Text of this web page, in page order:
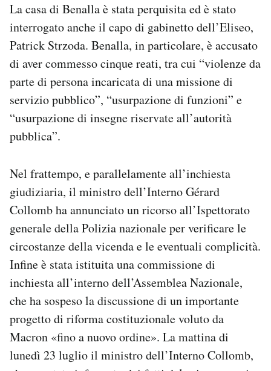
La casa di Benalla è stata perquisita ed è stato
interrogato anche il capo di gabinetto dell’Eliseo,
Patrick Strzoda. Benalla, in particolare, è accusato
di aver commesso cinque reati, tra cui “violenze da
parte di persona incaricata di una missione di
servizio pubblico”, “usurpazione di funzioni” e
“usurpazione di insegne riservate all’autorità
pubblica”.
Nel frattempo, e parallelamente all’inchiesta
giudiziaria, il ministro dell’Interno Gérard
Collomb ha annunciato un ricorso all’Ispettorato
generale della Polizia nazionale per verificare le
circostanze della vicenda e le eventuali complicità.
Infine è stata istituita una commissione di
inchiesta all’interno dell’Assemblea Nazionale,
che ha sospeso la discussione di un importante
progetto di riforma costituzionale voluto da
Macron «fino a nuovo ordine». La mattina di
lunedì 23 luglio il ministro dell’Interno Collomb,